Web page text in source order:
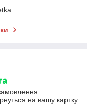
на вашу картку